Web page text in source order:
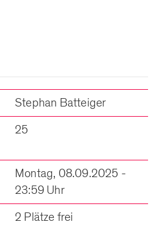
Stephan Batteiger
25
Montag, 08.09.2025 -
23:59 Uhr
2 Plätze frei